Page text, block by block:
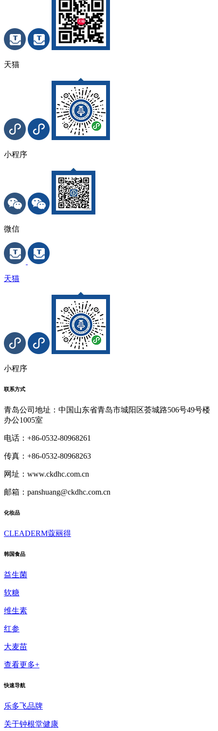
天猫
小程序
微信
天猫
小程序
联系方式
青岛公司地址：中国山东省青岛市城阳区荟城路506号49号楼
办公1005室
电话：+86-0532-80968261
传真：+86-0532-80968263
网址：www.ckdhc.com.cn
邮箱：panshuang@ckdhc.com.cn
化妆品
CLEADERM蔻丽得
韩国食品
益生菌
软糖
维生素
红参
大麦苗
查看更多+
快速导航
乐多飞品牌
关于钟根堂健康